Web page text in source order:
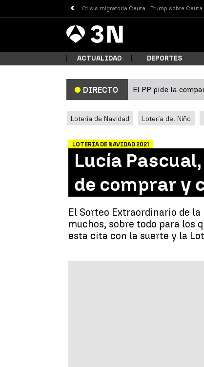
Crisis migratoria Ceuta Trump sobre Ceuta
Antena
3 Noticias
ACTUALIDAD DEPORTES
DIRECTO El PP pide la
Lotería de Navidad Lotería del Niño
LOTERÍA DE NAVIDAD 2021
Lucía
de comprar y
El Sorteo Extraordinario de
muchos, sobre todo para los
esta cita con la suerte y la